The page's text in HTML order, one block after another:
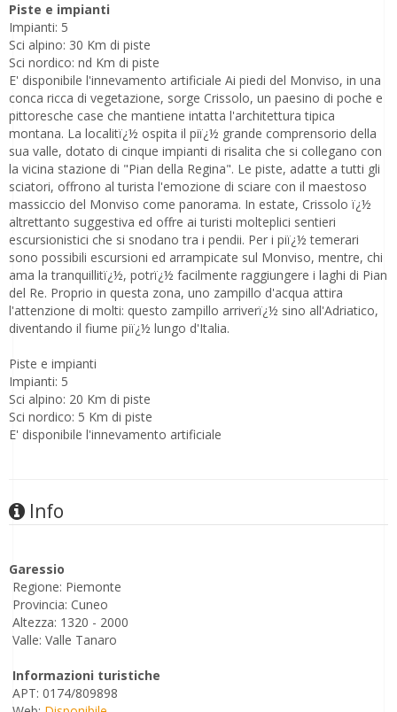
Piste e impianti
Impianti: 5
Sci alpino: 30 Km di piste
Sci nordico: nd Km di piste
E' disponibile l'innevamento artificiale Ai piedi del Monviso, in una
conca ricca di vegetazione, sorge Crissolo, un paesino di poche e
pittoresche case che mantiene intatta l'architettura tipica
montana. La localitï¿½ ospita il piï¿½ grande comprensorio della
sua valle, dotato di cinque impianti di risalita che si collegano con
la vicina stazione di "Pian della Regina". Le piste, adatte a tutti gli
sciatori, offrono al turista l'emozione di sciare con il maestoso
massiccio del Monviso come panorama. In estate, Crissolo ï¿½
altrettanto suggestiva ed offre ai turisti molteplici sentieri
escursionistici che si snodano tra i pendii. Per i piï¿½ temerari
sono possibili escursioni ed arrampicate sul Monviso, mentre, chi
ama la tranquillitï¿½, potrï¿½ facilmente raggiungere i laghi di Pian
del Re. Proprio in questa zona, uno zampillo d'acqua attira
l'attenzione di molti: questo zampillo arriverï¿½ sino all'Adriatico,
diventando il fiume piï¿½ lungo d'Italia.
Piste e impianti
Impianti: 5
Sci alpino: 20 Km di piste
Sci nordico: 5 Km di piste
E' disponibile l'innevamento artificiale
Info
Garessio
Regione: Piemonte
Provincia: Cuneo
Altezza: 1320 - 2000
Valle: Valle Tanaro
Informazioni turistiche
APT: 0174/809898